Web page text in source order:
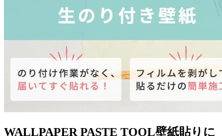
WALLPAPER PASTE TOOL壁紙貼りに